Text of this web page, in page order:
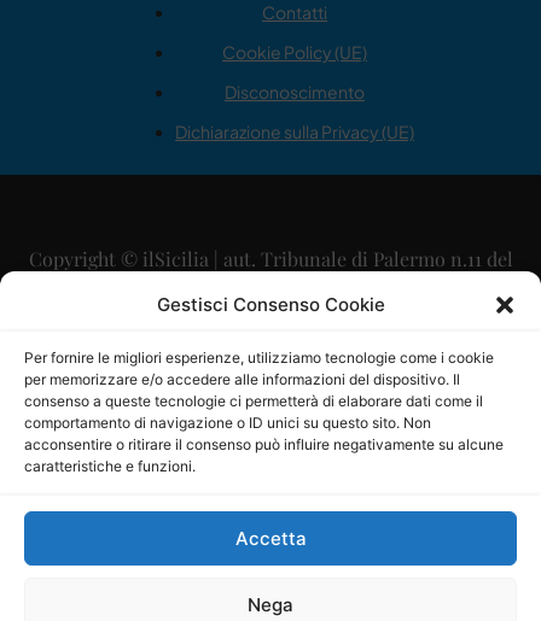
Gestisci Consenso Cookie
Per fornire le migliori esperienze, utilizziamo tecnologie come i cookie
per memorizzare e/o accedere alle informazioni del dispositivo. Il
consenso a queste tecnologie ci permetterà di elaborare dati come il
comportamento di navigazione o ID unici su questo sito. Non
acconsentire o ritirare il consenso può influire negativamente su alcune
caratteristiche e funzioni.
Accetta
Nega
Contatti
Cookie Policy (UE)
Disconoscimento
Dichiarazione sulla Privacy (UE)
Copyright © ilSicilia | aut. Tribunale di Palermo n.11 del
29/09/2015
Direttore Editoriale: Maurizio Scaglione
Direttore Responsabile: Maria Calabrese
P.IVA: 06334930820
Mercurio Comunicazione Società Cooperativa a r.l. è
iscritta al Registro degli Operatori di Comunicazione al